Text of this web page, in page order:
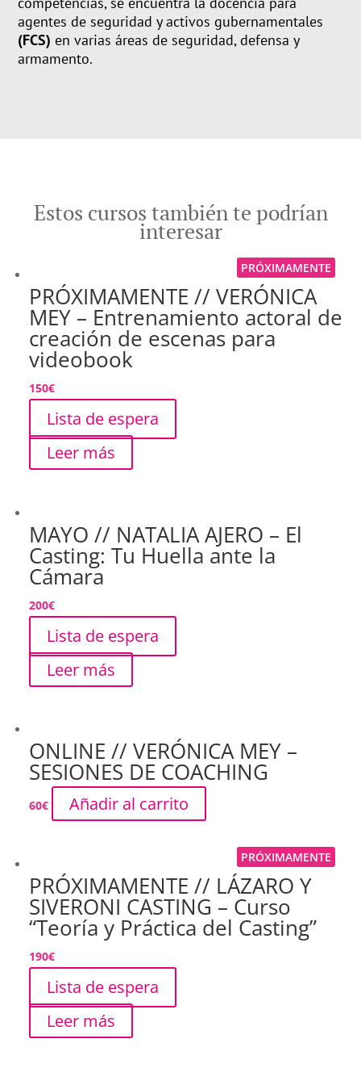
agentes de seguridad y activos gubernamentales
(FCS) en varias áreas de seguridad, defensa y
armamento.
Estos cursos también te podrían
interesar
PRÓXIMAMENTE
PRÓXIMAMENTE // VERÓNICA
MEY – Entrenamiento actoral de
creación de escenas para
videobook
150€
Lista de espera
Leer más
MAYO // NATALIA AJERO – El
Casting: Tu Huella ante la
Cámara
200€
Lista de espera
Leer más
ONLINE // VERÓNICA MEY –
SESIONES DE COACHING
60€ Añadir al carrito
PRÓXIMAMENTE
PRÓXIMAMENTE // LÁZARO Y
SIVERONI CASTING – Curso
“Teoría y Práctica del Casting”
190€
Lista de espera
Leer más